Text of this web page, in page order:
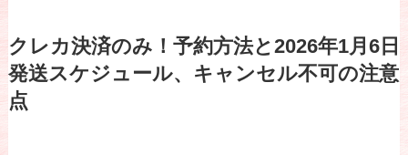
クレカ決済のみ！予約方法と2026年1月6日
発送スケジュール、キャンセル不可の注意
点